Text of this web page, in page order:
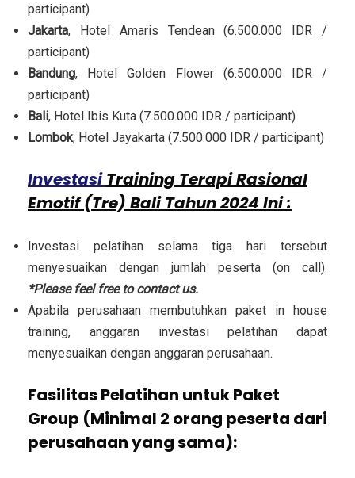
participant)
Jakarta, Hotel Amaris Tendean (6.500.000 IDR /
participant)
Bandung, Hotel Golden Flower (6.500.000 IDR /
participant)
Bali, Hotel Ibis Kuta (7.500.000 IDR / participant)
Lombok, Hotel Jayakarta (7.500.000 IDR / participant)
InvestasiTraining Terapi Rasional
Emotif (Tre) Bali Tahun 2024 Ini :
Investasi pelatihan selama tiga hari tersebut
menyesuaikan dengan jumlah peserta (on call).
*Please feel free to contact us.
Apabila perusahaan membutuhkan paket in house
training, anggaran investasi pelatihan dapat
menyesuaikan dengan anggaran perusahaan.
Fasilitas Pelatihan untuk Paket
Group (Minimal 2 orang peserta dari
perusahaan yang sama):